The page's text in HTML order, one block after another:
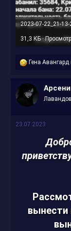
2023-07-22_21-13-
31,3 КБ ·
Р
к
ц
и
Гена Авангард
23.07.2023
вынести